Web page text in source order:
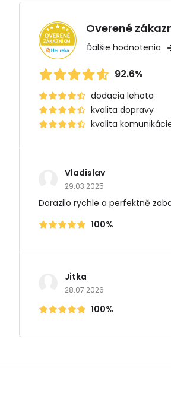
Overené
Ďalšie hodnotenia
92.6%
dodacia lehota
kvalita dopravy
kvalita
Vladislav
29.03.2025
Dorazilo rychle a perfektně
100%
Jitka
28.07.2026
100%